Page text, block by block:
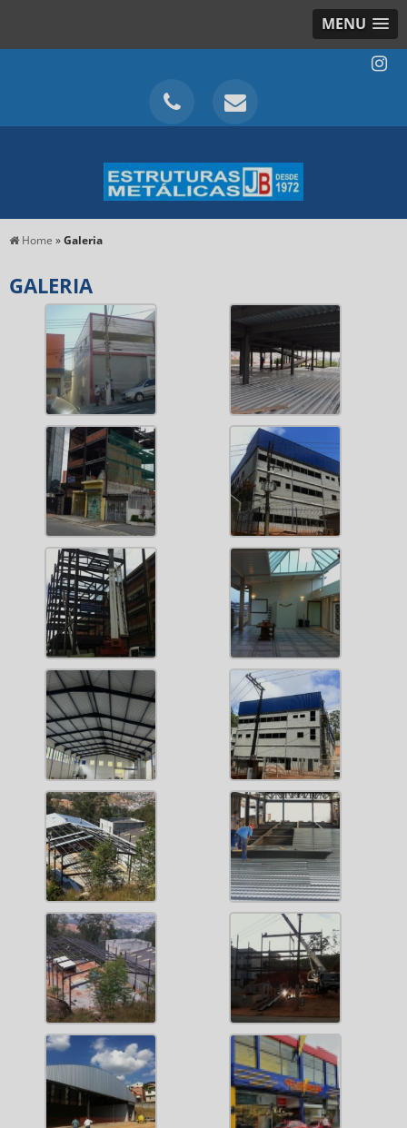
MENU
Home »Galeria
GALERIA